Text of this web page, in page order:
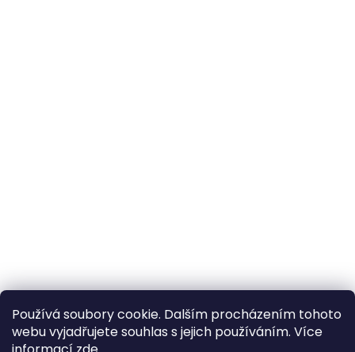
Používá soubory cookie. Dalším procházením tohoto
webu vyjadřujete souhlas s jejich používáním. Více